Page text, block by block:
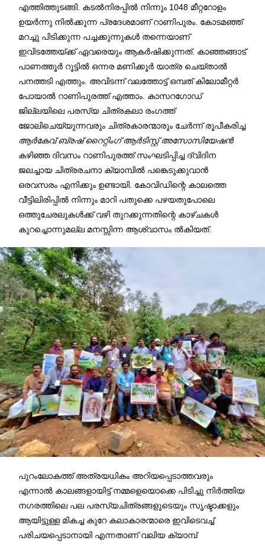
എത്തിത്തുടങ്ങി. കടൽനിരപ്പിൽ നിന്നും 1048 മീറ്ററോളം
ഉയർന്നു നിൽക്കുന്ന പ്രദേശമാണ് റാണിപുരം. കോടമഞ്ഞ്
മറച്ചു പിടിക്കുന്ന പച്ചക്കുന്നുകൾ തന്നെയാണ്
ഇവിടത്തേയ്ക്ക് ഏവരെയും ആകർഷിക്കുന്നത്. കാഞ്ഞങ്ങാട്
പാണത്തൂർ റൂട്ടിൽ ഒന്നര മണിക്കൂർ യാത്ര ചെയ്താൽ
പനത്തടി എത്തും. അവിടന്ന് വലത്തോട്ട് ഒമ്പത് കിലോമീറ്റർ
പോയാൽ റാണിപുരത്ത് എത്താം. കാസറഗോഡ്
ജില്ലയിലെ പരസ്യ ചിത്രകലാ രംഗത്ത്
ജോലിചെയ്യുന്നവരും ചിത്രകാരന്മാരും ചേർന്ന് രൂപീകരിച്ച
ആർകേവ്‌ ബ്രഷ് റൈറ്റിംഗ് ആർടിസ്റ്റ് അസോസിയേഷൻ
കഴിഞ്ഞ ദിവസം റാണിപുരത്ത് സംഘടിപ്പിച്ച ദ്വിദിന
ജലച്ചായ ചിത്രരചനാ ക്യാമ്പിൽ പങ്കെടുക്കുവാൻ
ഒരവസരം എനിക്കും ഉണ്ടായി. കോവിഡിന്റെ കാലത്തെ
വീട്ടിലിരിപ്പിൽ നിന്നും മാറി പതുക്കെ പഴയതുപോലെ
ഒത്തുചേരലുകൾക്ക്‌ വഴി തുറക്കുന്നതിന്റെ കാഴ്ചകൾ
കുറച്ചൊന്നുമല്ല മനസ്സിന്ന ആശ്വാസം ൽകിയത്.
പുറംലോകത്ത് അത്രയധികം അറിയപ്പെടാത്തവരും
എന്നാൽ കാലങ്ങളായിട്ട് നമ്മളെയൊക്കെ പിടിച്ചു നിർത്തിയ
നഗരത്തിലെ പല പരസ്യചിത്രങ്ങളുടെയും സൃഷ്ടാക്കളും
ആയിട്ടുള്ള മികച്ച കുറേ കലാകാരന്മാരെ ഇവിടെവച്ച്
പരിചയപ്പെടാനായി എന്നതാണ് വലിയ ക്യാമ്പ്